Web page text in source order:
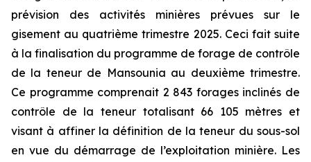
prévision des activités minières prévues sur le
gisement au quatrième trimestre 2025. Ceci fait suite
à la finalisation du programme de forage de contrôle
de la teneur de Mansounia au deuxième trimestre.
Ce programme comprenait 2 843 forages inclinés de
contrôle de la teneur totalisant 66 105 mètres et
visant à affiner la définition de la teneur du sous-sol
en vue du démarrage de l’exploitation minière. Les